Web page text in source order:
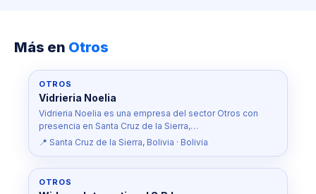
Más en Otros
OTROS
Vidrieria Noelia
Vidrieria Noelia es una empresa del sector Otros con
presencia en Santa Cruz de la Sierra,…
📍 Santa Cruz de la Sierra, Bolivia · Bolivia
OTROS